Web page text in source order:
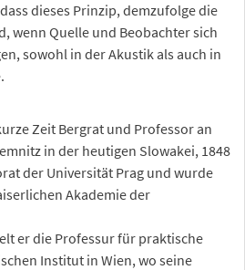
dieses Prinzip, demzufolge die
wenn Quelle und Beobachter sich
sowohl in der Akustik als auch in
Zeit Bergrat und Professor an
in der heutigen Slowakei, 1848
der Universität Prag und wurde
Akademie der
er die Professur für praktische
Institut in Wien, wo seine